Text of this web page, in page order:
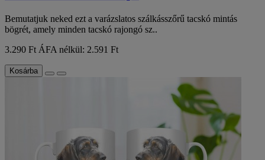
Bemutatjuk neked ezt a varázslatos szálkásszőrű tacskó mintás
bögrét, amely minden tacskó rajongó sz..
3.290 Ft ÁFA nélkül: 2.591 Ft
Kosárba